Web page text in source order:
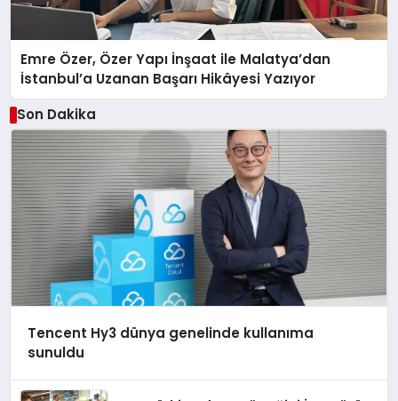
Emre Özer, Özer Yapı İnşaat ile Malatya’dan
İstanbul’a Uzanan Başarı Hikâyesi Yazıyor
Son Dakika
Tencent Hy3 dünya genelinde kullanıma
sunuldu